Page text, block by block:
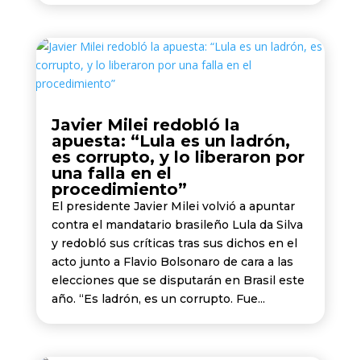
Javier Milei redobló la
apuesta: “Lula es un ladrón,
es corrupto, y lo liberaron por
una falla en el
procedimiento”
El presidente Javier Milei volvió a apuntar
contra el mandatario brasileño Lula da Silva
y redobló sus críticas tras sus dichos en el
acto junto a Flavio Bolsonaro de cara a las
elecciones que se disputarán en Brasil este
año. “Es ladrón, es un corrupto. Fue...